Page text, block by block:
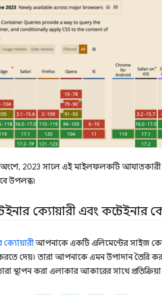
অংশে, 2023 সালে এই মাইলফলকটি আঘাতকারী
উপলব্ধ৷
ক্যোয়ারী এবং কন্টেইনার
ক্যোয়ারীআপনাকে একটি এলিমেন্টের সাইজ
দেয়। তারা আপনাকে এমন উপাদান তৈরি
স্থাপন করা এলাকার আকারের সাথে